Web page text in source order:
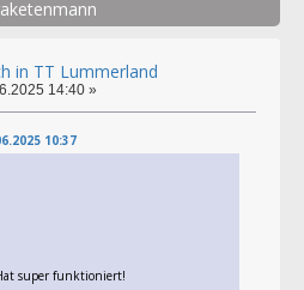
in TT Lummerland
14:40 »
10:37
super funktioniert!